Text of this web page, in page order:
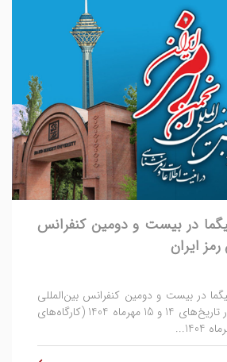
در بیست و دومین کنفرانس
ایران
در بیست و دومین کنفرانس بین‌المللی
انجمن رمز ایران که در تاریخ‌های 14 و 15 مهرماه 1404 (کارگاه‌های